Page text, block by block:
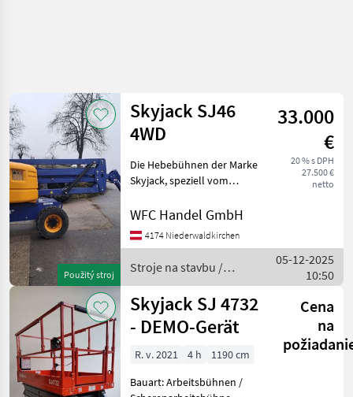
Kategória 4 Krajina Filtre
AKTUÁLNA
CESTA
stavebná
technika
Stroje
Zdvihaci
Skyjack
VYBRAŤ
KATEGÓRIU
Skyjack
Resetovať
Zobraziť 6
výsledkov
Použitý stroj
Skyjack SJ46
4WD
33.000
€
20 % s DPH
27.500 €
netto
Die Hebebühnen der Marke
Skyjack, speziell vom
durch ihre robuste
Zuverlässigkeit aus. Dieses
de
WFC Handel GmbH
4174 Niederwaldkirchen
Stroje na stavbu /
Skyjack
05-12-2025
10:50
Skyjack SJ 4732
- DEMO-Gerät
Cena
na
R. v. 2021 4 h
1190 cm
Bauart: Arbeitsbühnen /